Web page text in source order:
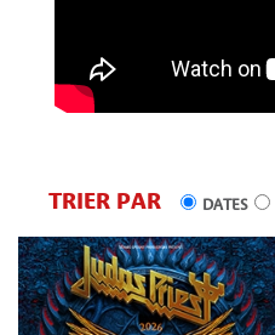
TRIER PAR DATES